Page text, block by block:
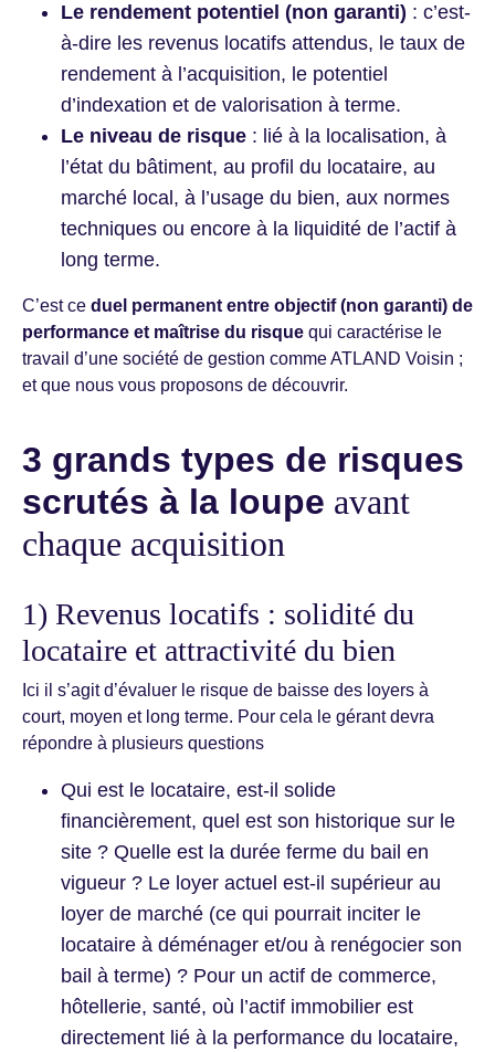
Le rendement potentiel (non garanti) : c’est-
à-dire les revenus locatifs attendus, le taux de
rendement à l’acquisition, le potentiel
d’indexation et de valorisation à terme.
Le niveau de risque : lié à la localisation, à
l’état du bâtiment, au profil du locataire, au
marché local, à l’usage du bien, aux normes
techniques ou encore à la liquidité de l’actif à
long terme.
C’est ce duel permanent entre objectif (non garanti) de
performance et maîtrise du risque qui caractérise le
travail d’une société de gestion comme ATLAND Voisin ;
et que nous vous proposons de découvrir.
3 grands types de risques
scrutés à la loupe avant
chaque acquisition
1) Revenus locatifs : solidité du
locataire et attractivité du bien
Ici il s’agit d’évaluer le risque de baisse des loyers à
court, moyen et long terme. Pour cela le gérant devra
répondre à plusieurs questions
Qui est le locataire, est-il solide
financièrement, quel est son historique sur le
site ? Quelle est la durée ferme du bail en
vigueur ? Le loyer actuel est-il supérieur au
loyer de marché (ce qui pourrait inciter le
locataire à déménager et/ou à renégocier son
bail à terme) ? Pour un actif de commerce,
hôtellerie, santé, où l’actif immobilier est
directement lié à la performance du locataire,